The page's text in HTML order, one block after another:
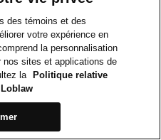
des témoins et des
votre expérience en
la personnalisation
sites et applications de
la
Politique relative